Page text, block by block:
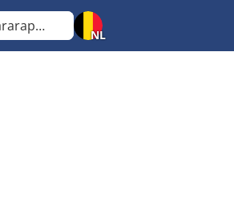
Jaboatão dos Guararapes Pernambuco
NL